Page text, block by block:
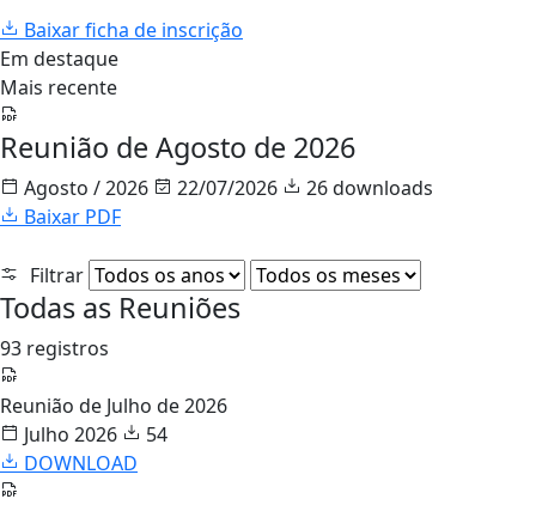
Baixar ficha de inscrição
Em destaque
Mais recente
Reunião de Agosto de 2026
Agosto / 2026 22/07/2026
26 downloads
Baixar PDF
Filtrar
Todas as Reuniões
93 registros
Reunião de Julho de 2026
Julho 2026
54
DOWNLOAD